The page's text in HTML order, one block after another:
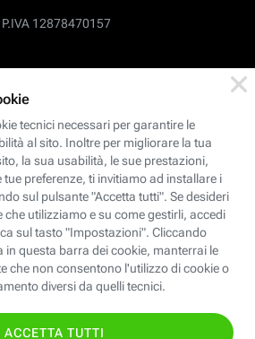
P.IVA 12878470157